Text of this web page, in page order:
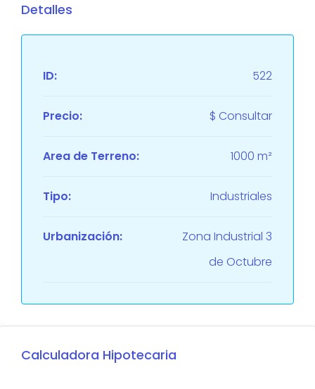
Detalles
ID: 522
Precio: $ Consultar
Area de Terreno: 1000 m²
Tipo: Industriales
Urbanización:
Zona Industrial 3
de Octubre
Calculadora Hipotecaria